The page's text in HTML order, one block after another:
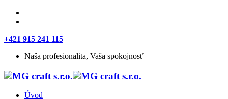
+421 915 241 115
Naša profesionalita, Vaša spokojnosť
Úvod